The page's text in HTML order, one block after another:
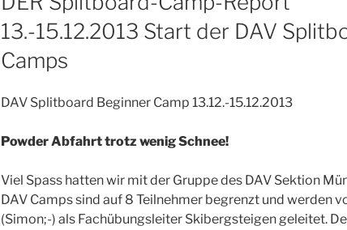
13.-15.12.2013 Start der DAV
Camps
DAV Splitboard Beginner Camp 13.12.-15.12.2013
Powder Abfahrt trotz wenig Schnee!
Viel Spass hatten wir mit der Gruppe des DAV Sektion
DAV Camps sind auf 8 Teilnehmer begrenzt und werden
(Simon;-) als Fachübungsleiter Skibergsteigen geleitet.